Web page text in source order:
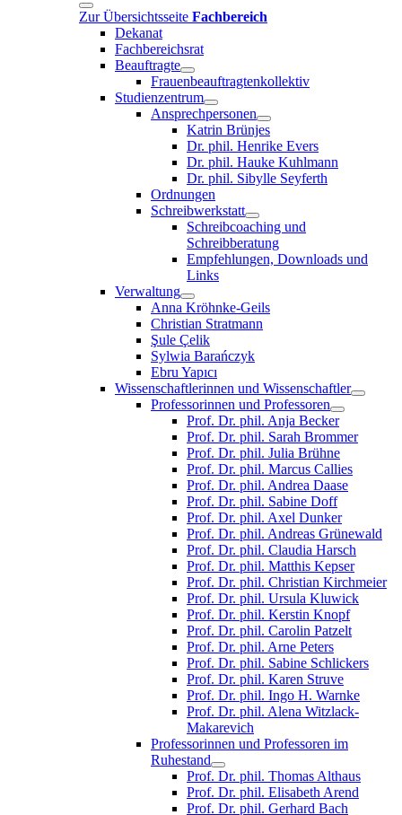
Zur Übersichtsseite Fachbereich
Dekanat
Fachbereichsrat
Beauftragte
Frauenbeauftragtenkollektiv
Studienzentrum
Ansprechpersonen
Katrin Brünjes
Dr. phil. Henrike Evers
Dr. phil. Hauke Kuhlmann
Dr. phil. Sibylle Seyferth
Ordnungen
Schreibwerkstatt
Schreibcoaching und
Schreibberatung
Empfehlungen, Downloads und
Links
Verwaltung
Anna Kröhnke-Geils
Christian Stratmann
Şule Çelik
Sylwia Barańczyk
Ebru Yapıcı
Wissenschaftlerinnen und Wissenschaftler
Professorinnen und Professoren
Prof. Dr. phil. Anja Becker
Prof. Dr. phil. Sarah Brommer
Prof. Dr. phil. Julia Brühne
Prof. Dr. phil. Marcus Callies
Prof. Dr. phil. Andrea Daase
Prof. Dr. phil. Sabine Doff
Prof. Dr. phil. Axel Dunker
Prof. Dr. phil. Andreas Grünewald
Prof. Dr. phil. Claudia Harsch
Prof. Dr. phil. Matthis Kepser
Prof. Dr. phil. Christian Kirchmeier
Prof. Dr. phil. Ursula Kluwick
Prof. Dr. phil. Kerstin Knopf
Prof. Dr. phil. Carolin Patzelt
Prof. Dr. phil. Arne Peters
Prof. Dr. phil. Sabine Schlickers
Prof. Dr. phil. Karen Struve
Prof. Dr. phil. Ingo H. Warnke
Prof. Dr. phil. Alena Witzlack-
Makarevich
Professorinnen und Professoren im
Ruhestand
Prof. Dr. phil. Thomas Althaus
Prof. Dr. phil. Elisabeth Arend
Prof. Dr. phil. Gerhard Bach